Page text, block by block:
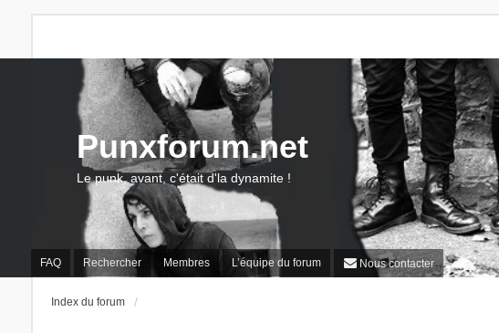
FAQ Rechercher Membres L’équipe du forum Nous contacter
Punxforum.net
Le punk, avant, c'était d'la dynamite !
Index du forum